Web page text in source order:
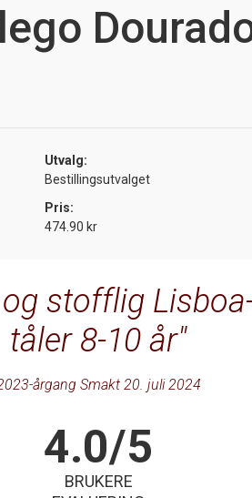
Utvalg:
Bestillingsutvalget
Pris:
474.90 kr
stofflig
tåler 8-10 år
årgang Smakt 20. juli 2024
4.0/5
BRUKERE